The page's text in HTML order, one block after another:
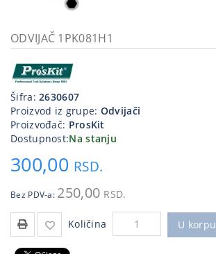
priključci
Kućna
tehnika
Poslovna
oprema,računari
Strujni
program
ODVIJAČ 1PK081H1
Šifra:2630607
Proizvod iz grupe: Odvijači
Proizvođač: ProsKit
Dostupnost:Na stanju
300,00 RSD.
Bez PDV-a: 250,00 RSD.
Količina U korpu